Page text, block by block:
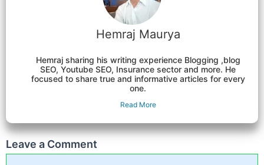
Hemraj Maurya
Hemraj sharing his writing experience Blogging ,blog
SEO, Youtube SEO, Insurance sector and more. He
focused to share true and informative articles for every
one.
Read More
Leave a Comment